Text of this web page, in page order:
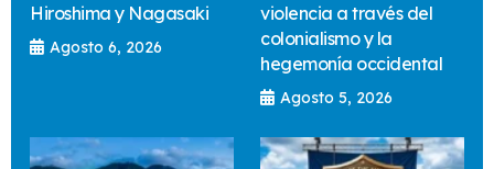
Hiroshima y Nagasaki
Agosto 6, 2026
violencia a través del
colonialismo y la
hegemonía occidental
Agosto 5, 2026